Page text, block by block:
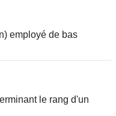
employé de bas
le rang d'un